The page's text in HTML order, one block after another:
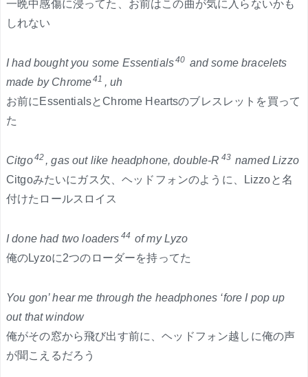
一晩中感傷に浸ってた、お前はこの曲が気に入らないかも
しれない
I had bought you some Essentials40 and some bracelets
made by Chrome41 , uh
お前にEssentialsとChrome Heartsのブレスレットを買って
た
Citgo42 , gas out like headphone, double-R 43 named Lizzo
Citgoみたいにガス欠、ヘッドフォンのように、Lizzoと名
付けたロールスロイス
I done had two loaders 44 of my Lyzo
俺のLyzoに2つのローダーを持ってた
You gon’ hear me through the headphones ‘fore I pop up
out that window
俺がその窓から飛び出す前に、ヘッドフォン越しに俺の声
が聞こえるだろう